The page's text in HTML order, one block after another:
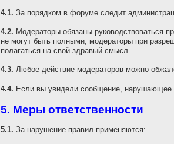
4.1. За порядком в форуме следит
4.2. Модераторы обязаны руководствоваться
не могут быть полными, модераторы при
полагаться на свой здравый смысл.
4.3. Любое действие модераторов можно
4.4. Если вы увидели сообщение, нарушающее
5. Меры ответственности
5.1. За нарушение правил применяются: